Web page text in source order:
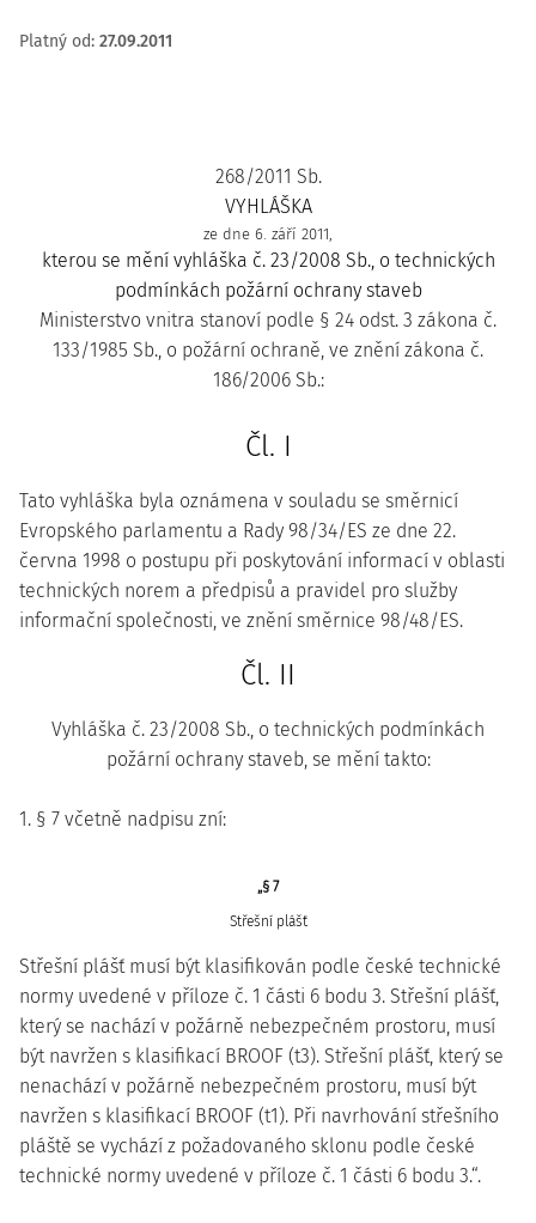
Platný od: 27.09.2011
268/2011 Sb.
VYHLÁŠKA
ze dne 6. září 2011,
kterou se mění vyhláška č. 23/2008 Sb., o technických
podmínkách požární ochrany staveb
Ministerstvo vnitra stanoví podle § 24 odst. 3 zákona č.
133/1985 Sb., o požární ochraně, ve znění zákona č.
186/2006 Sb.:
Čl. I
Tato vyhláška byla oznámena v souladu se směrnicí
Evropského parlamentu a Rady 98/34/ES ze dne 22.
června 1998 o postupu při poskytování informací v oblasti
technických norem a předpisů a pravidel pro služby
informační společnosti, ve znění směrnice 98/48/ES.
Čl. II
Vyhláška č. 23/2008 Sb., o technických podmínkách
požární ochrany staveb, se mění takto:
1. § 7 včetně nadpisu zní:
„§ 7
Střešní plášť
Střešní plášť musí být klasifikován podle české technické
normy uvedené v příloze č. 1 části 6 bodu 3. Střešní plášť,
který se nachází v požárně nebezpečném prostoru, musí
být navržen s klasifikací BROOF (t3). Střešní plášť, který se
nenachází v požárně nebezpečném prostoru, musí být
navržen s klasifikací BROOF (t1). Při navrhování střešního
pláště se vychází z požadovaného sklonu podle české
technické normy uvedené v příloze č. 1 části 6 bodu 3.“.